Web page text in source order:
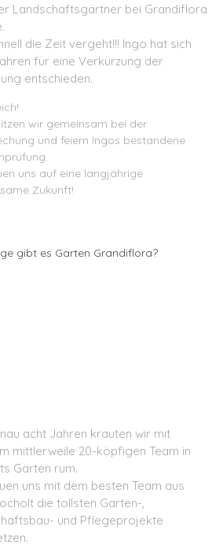
Landschaftsgärtner bei Grandiflora
die Zeit vergeht!!! Ingo hat sich
für eine Verkürzung der
entschieden.
wir gemeinsam bei der
und feiern Ingos bestandene
uns auf eine langjährige
Zukunft!
gibt es Garten Grandiflora?
acht Jahren krauten wir mit
mittlerweile 20-köpfigen Team in
Gärten rum.
uns mit dem besten Team aus
die tollsten Garten-,
und Pflegeprojekte